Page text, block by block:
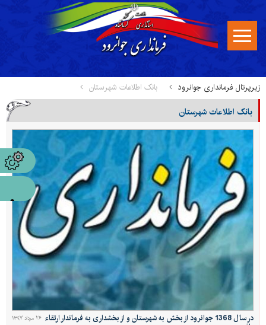
زیرپرتال فرمانداری جوانرود بانک اطلاعات شهرستان
بانک اطلاعات شهرستان
۲۶ مرداد ۱۳۹۷ در سال 1368 جوانرود از بخش به شهرستان و از بخشداری به فرماندار ارتقاء